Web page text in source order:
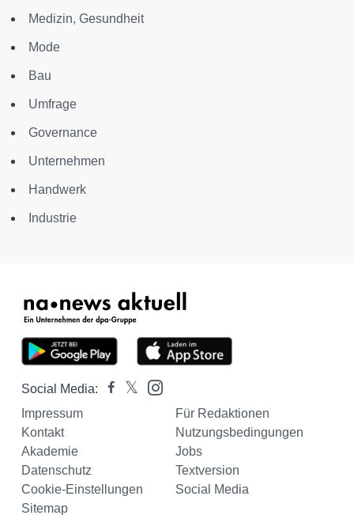
Medizin, Gesundheit
Mode
Bau
Umfrage
Governance
Unternehmen
Handwerk
Industrie
Social Media:
Impressum
Für Redaktionen
Kontakt
Nutzungsbedingungen
Akademie
Jobs
Datenschutz
Textversion
Cookie-Einstellungen
Social Media
Sitemap